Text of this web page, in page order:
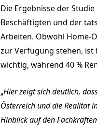
Die Ergebnisse der
Beschäftigten und der
Arbeiten. Obwohl Home-
zur Verfügung stehen, ist
wichtig, während 40 %
„Hier zeigt sich deutlich,
Österreich und die Realität
Hinblick auf den